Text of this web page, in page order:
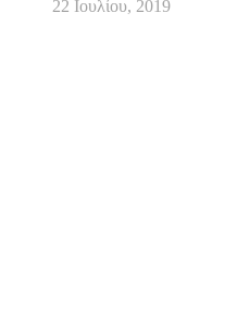
22 Ιουλίου, 2019